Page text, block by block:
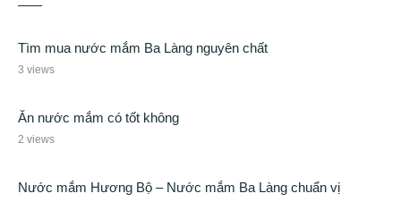
Tìm mua nước mắm Ba Làng nguyên chất
3 views
Ăn nước mắm có tốt không
2 views
Nước mắm Hương Bộ – Nước mắm Ba Làng chuẩn vị